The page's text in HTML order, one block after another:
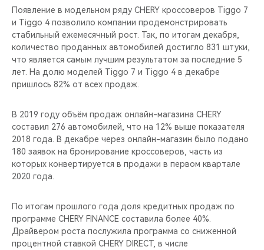
НОВИНКИ
БЛАГОТВОРИТЕЛЬНОСТЬ
CHERY REMOTE
CHERY И СПОРТ
ВИДЕООБЗОРЫ
CHERY ДЛЯ ДЕТЕЙ
Появление в модельном ряду CHERY кроссоверов Tiggo 7
и Tiggo 4 позволило компании продемонстрировать
стабильный ежемесячный рост. Так, по итогам декабря,
количество проданных автомобилей достигло 831 штуки,
что является самым лучшим результатом за последние 5
лет. На долю моделей Tiggo 7 и Tiggo 4 в декабре
пришлось 82% от всех продаж.
В 2019 году объём продаж онлайн-магазина CHERY
составил 276 автомобилей, что на 12% выше показателя
2018 года. В декабре через онлайн-магазин было подано
180 заявок на бронирование кроссоверов, часть из
которых конвертируется в продажи в первом квартале
2020 года.
По итогам прошлого года доля кредитных продаж по
программе CHERY FINANCE составила более 40%.
Драйвером роста послужила программа со сниженной
процентной ставкой CHERY DIRECT, в числе